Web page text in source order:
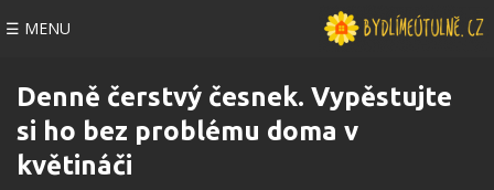
☰ MENU
Denně čerstvý česnek. Vypěstujte
si ho bez problému doma v
květináči